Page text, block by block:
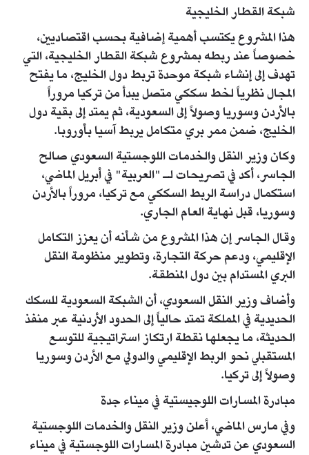
شبكة القطار الخليجية
هذا المشروع يكتسب أهمية إضافية بحسب اقتصاديين،
خصوصاً عند ربطه بمشروع شبكة القطار الخليجية، التي
تهدف إلى إنشاء شبكة موحدة تربط دول الخليج، ما يفتح
المجال نظرياً لخط سككي متصل يبدأ من تركيا مروراً
بالأردن وسوريا وصولاً إلى السعودية، ثم يمتد إلى بقية دول
الخليج، ضمن ممر بري متكامل يربط آسيا بأوروبا.
وكان وزير النقل والخدمات اللوجستية السعودي صالح
الجاسر، أكد في تصريحات لـ "العربية" في أبريل الماضي،
استكمال دراسة الربط السككي مع تركيا، مروراً بالأردن
وسوريا، قبل نهاية العام الجاري.
وقال الجاسر إن هذا المشروع من شأنه أن يعزز التكامل
الإقليمي، ودعم حركة التجارة، وتطوير منظومة النقل
البري المستدام بين دول المنطقة.
وأضاف وزير النقل السعودي، أن الشبكة السعودية للسكك
الحديدية في المملكة تمتد حالياً إلى الحدود الأردنية عبر منفذ
الحديثة، ما يجعلها نقطة ارتكاز استراتيجية للتوسع
المستقبلي نحو الربط الإقليمي والدولي مع الأردن وسوريا
وصولاً إلى تركيا.
مبادرة المسارات اللوجيستية في ميناء جدة
وفي مارس الماضي، أعلن وزير النقل والخدمات اللوجستية
السعودي عن تدشين مبادرة المسارات اللوجستية في ميناء